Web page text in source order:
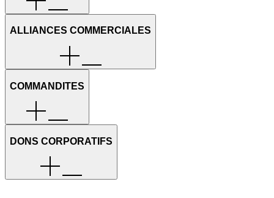
ALLIANCES COMMERCIALES
COMMANDITES
DONS CORPORATIFS